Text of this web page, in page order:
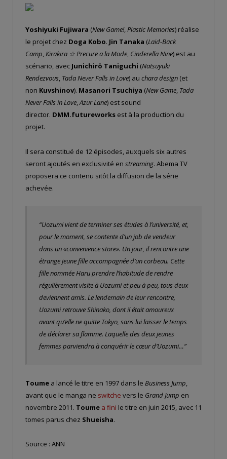
Yoshiyuki Fujiwara (New Game!,Plastic Memories) réalise
le projet chez Doga Kobo. Jin Tanaka (Laid-Back
Camp,Kirakira ☆ Precure a la Mode, Cinderella Nine) est au
scénario, avec Junichirō Taniguchi (Natsuyuki
Rendezvous, Tada Never Falls in Love) au chara design (et
non Kuvshinov). Masanori Tsuchiya (New Game, Tada
Never Falls in Love,Azur Lane) est sound
director. DMM.futureworks est à la production du
projet.
Il sera constitué de 12 épisodes, auxquels six autres
seront ajoutés en exclusivité en streaming. Abema TV
proposera ce contenu sitôt la diffusion de la série
achevée.
“Uozumi vient de terminer ses études à l’université, et,
pour le moment, se contente d’un job de vendeur
dans un «convenience store». Un jour, il rencontre une
étrange jeune fille accompagnée d’un corbeau. Cette
fille nommée Haru prendre l’habitude de rendre
régulièrement visite à Uozumi et peu à peu, tous deux
deviennent amis. Le lendemain de leur rencontre,
Uozumi retrouve Shinako, dont il était amoureux
avant qu’elle ne quitte Tokyo, sans lui laisser le temps
de déclarer sa flamme. Laquelle des deux jeunes
femmes parviendra à conquérir le cœur d’Uozumi…”
Toume a lancé le titre en 1997 dans le Business Jump,
avant que le manga ne switche vers le Grand Jump en
novembre 2011. Toume a fini le titre en juin 2015, avec 11
tomes parus chez Shueisha.
Source : ANN